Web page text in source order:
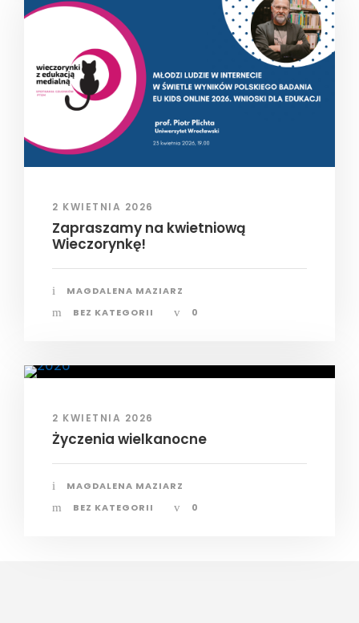
2 KWIETNIA 2026
Zapraszamy na kwietniową
Wieczorynkę!
MAGDALENA MAZIARZ
BEZ KATEGORII
0
2 KWIETNIA 2026
Życzenia wielkanocne
MAGDALENA MAZIARZ
BEZ KATEGORII
0